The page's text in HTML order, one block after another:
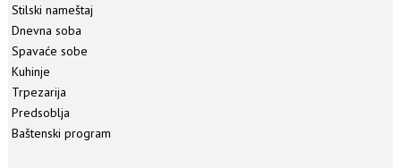
Stilski nameštaj
Dnevna soba
Spavaće sobe
Kuhinje
Trpezarija
Predsoblja
Baštenski program